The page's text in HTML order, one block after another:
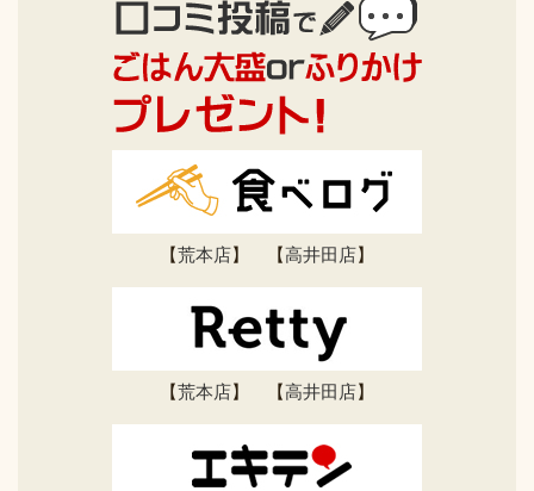
【荒本店】 【高井田店】
【荒本店】 【高井田店】